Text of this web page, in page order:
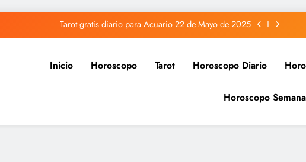
Tarot gratis diario para Acuario 22 de Mayo de 2025
Tarot gratis diario para Sagitario 22 de Mayo de 2025
Tarot gratis diario para Piscis 22 de Mayo de 2025
Tarot gratis diario para Acuario 22 de Mayo de 2025
Inicio Horoscopo Tarot Horoscopo Diario
Horoscopo